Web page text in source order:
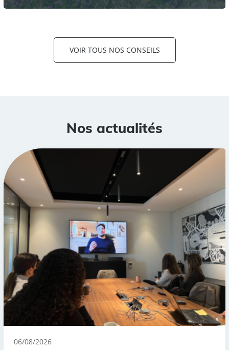
VOIR TOUS NOS CONSEILS
Nos actualités
06/08/2026